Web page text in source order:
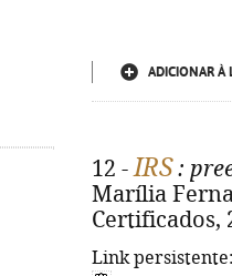
ADICIONAR À
12 -IRS:
Marília
Certificados,
Link